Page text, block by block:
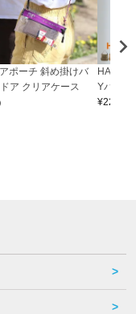
ポーチ 斜め掛けバ
ア クリアケース
Yバッグ
¥22,000